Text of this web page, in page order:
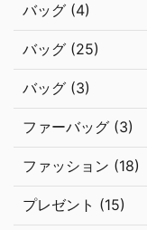
バッグ (4)
バッグ (25)
バッグ (3)
ファーバッグ (3)
ファッション (18)
プレゼント (15)